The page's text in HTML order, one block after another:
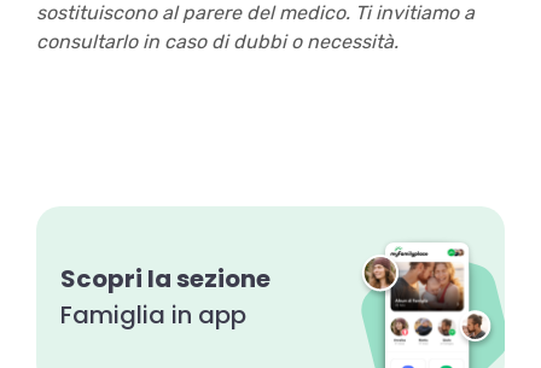
sostituiscono al parere del medico. Ti invitiamo a
consultarlo in caso di dubbi o necessità.
Scopri la sezione
Famiglia in app